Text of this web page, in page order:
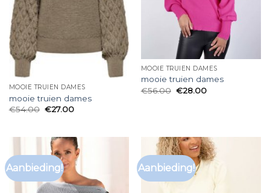
MOOIE TRUIEN DAMES
mooie truien dames
€54.00 €27.00
MOOIE TRUIEN DAMES
mooie truien dames
€56.00 €28.00
Aanbieding! Aanbieding!